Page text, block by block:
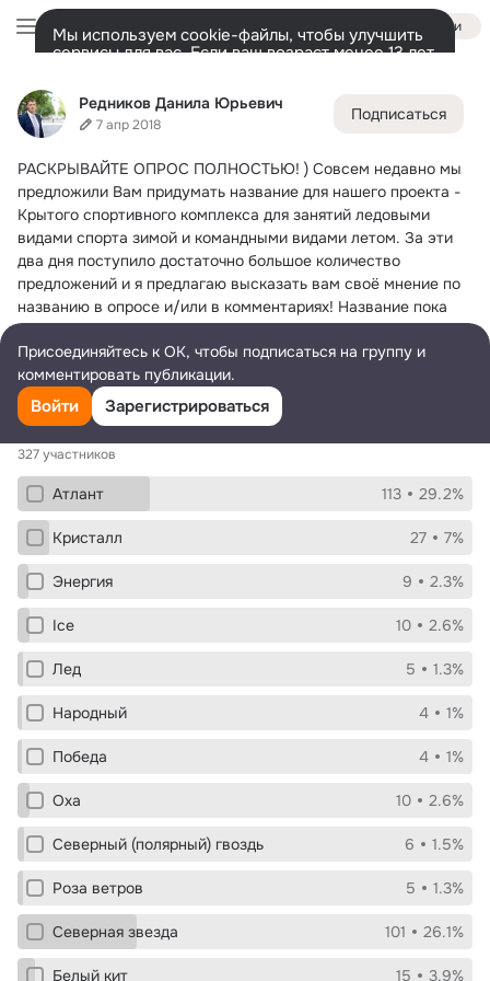
Редников Данила Юрьевич
7 апр 2018
Подписаться
РАСКРЫВАЙТЕ ОПРОС ПОЛНОСТЬЮ! ) Совсем недавно мы
предложили Вам придумать название для нашего проекта -
Крытого спортивного комплекса для занятий ледовыми
видами спорта зимой и командными видами летом. За эти
два дня поступило достаточно большое количество
предложений и я предлагаю высказать вам своё мнение по
названию в опросе и/или в комментариях! Название пока
будет рабочим! Но оно должно быть! Голосовать можно за
несколько вариантов! С выбранным названием делегатами
будем представлять наш проект на защите!
Рабочее название спортивного комплекса:
327 участников
Атлант 113 29.2%
Кристалл 27 7%
Энергия 9 2.3%
Ice 10 2.6%
Лед 5 1.3%
Народный 4 1%
Победа 4 1%
Оха 10 2.6%
Северный (полярный) гвоздь 6 1.5%
Роза ветров 5 1.3%
Северная звезда 101 26.1%
Белый кит 15 3.9%
Войти
Мы используем cookie-файлы, чтобы улучшить
сервисы для вас. Если ваш возраст менее 13 лет,
Разрешить все Настроить
Лента Участники Ещё
Дополнительная
колонка
Всё222 Обсуждаемые
Присоединяйтесь к ОК, чтобы подписаться на группу и
комментировать публикации.
Войти Зарегистрироваться